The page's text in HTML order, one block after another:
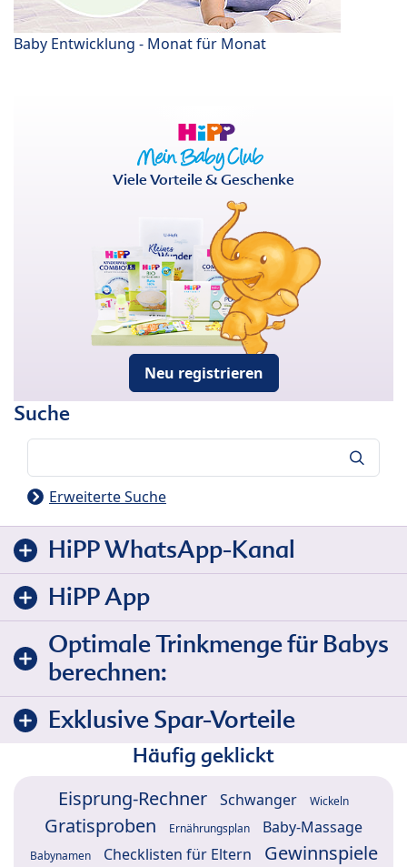
Baby Entwicklung - Monat für Monat
Viele Vorteile & Geschenke
Neu registrieren
Suche
Erweiterte Suche
HiPP WhatsApp-Kanal
HiPP App
Optimale Trinkmenge für Babys
berechnen:
Exklusive Spar-Vorteile
Häufig geklickt
Eisprung-Rechner Schwanger Wickeln
Gratisproben Ernährungsplan Baby-Massage
Babynamen Checklisten für Eltern
Gewinnspiele